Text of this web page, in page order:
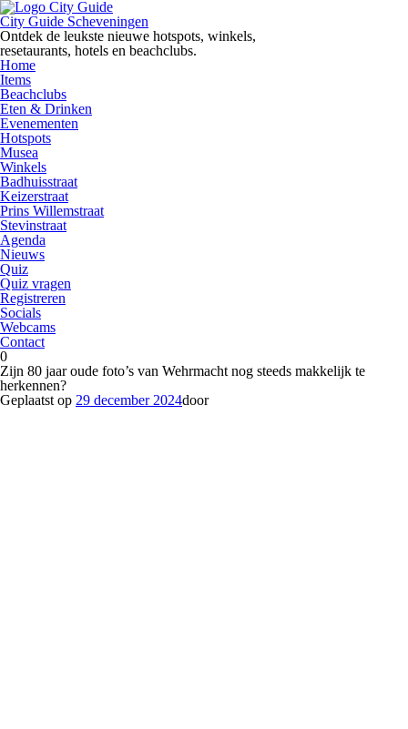
Ga
naar
de
inhoud
City Guide Scheveningen
Ontdek de leukste nieuwe hotspots, winkels,
resetaurants, hotels en beachclubs.
Home
Items
Beachclubs
Eten & Drinken
Evenementen
Hotspots
Musea
Winkels
Badhuisstraat
Keizerstraat
Prins Willemstraat
Stevinstraat
Agenda
Nieuws
Quiz
Quiz vragen
Registreren
Socials
Webcams
Contact
0
Zijn 80 jaar oude foto’s van Wehrmacht nog steeds makkelijk te
herkennen?
Geplaatst op 29 december 2024door